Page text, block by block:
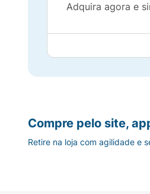
Adquira agora e
Compre pelo site,
Retire na loja com agilidade e